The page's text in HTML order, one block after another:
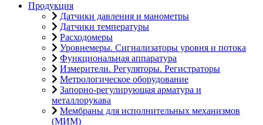
Продукция
Датчики давления и манометры
Датчики температуры
Расходомеры
Уровнемеры. Сигнализаторы уровня и потока
Функциональная аппаратура
Измерители. Регуляторы. Регистраторы
Метрологическое оборудование
Запорно-регулирующая арматура и
металлорукава
Мембраны для исполнительных механизмов
(МИМ)